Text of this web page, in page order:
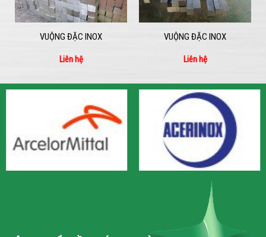
VUỘNG ĐẶC INOX
Liên hệ
VUỘNG ĐẶC INOX
Liên hệ